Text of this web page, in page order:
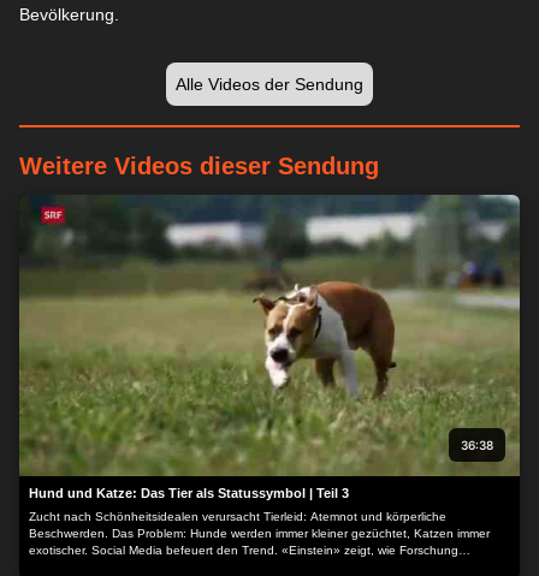
Bevölkerung.
Alle Videos der Sendung
Weitere Videos dieser Sendung
36:38
Hund und Katze: Das Tier als Statussymbol | Teil 3
Zucht nach Schönheitsidealen verursacht Tierleid: Atemnot und körperliche
Beschwerden. Das Problem: Hunde werden immer kleiner gezüchtet, Katzen immer
exotischer. Social Media befeuert den Trend. «Einstein» zeigt, wie Forschung